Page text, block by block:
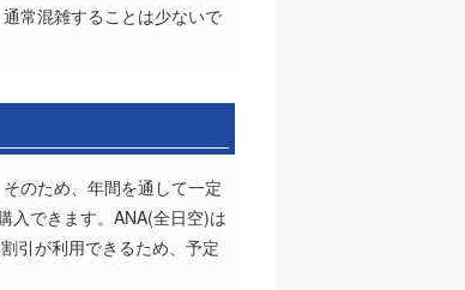
常混雑することは少ないで
のため、年間を通して一定
入できます。ANA(全日空)は
引が利用できるため、予定